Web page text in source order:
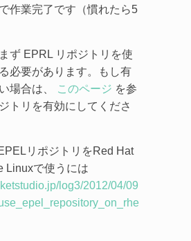
作業完了です（慣れたら5
ず EPRL リポジトリを使
必要があります。もし有
場合は、
このページ を参
トリを有効にしてくださ
リポジトリをRed Hat
Linuxで使うには
log3/2012/04/09